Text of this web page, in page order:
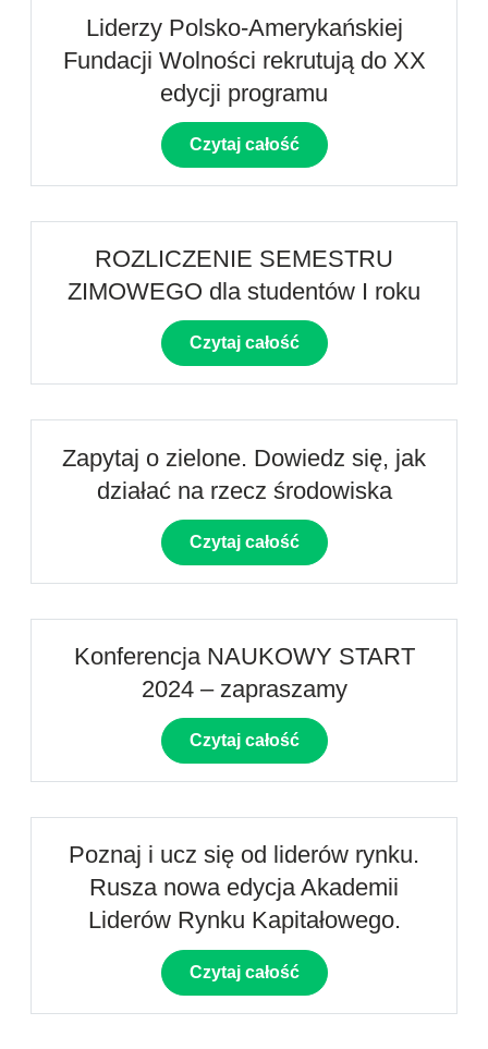
Liderzy Polsko-Amerykańskiej
Fundacji Wolności rekrutują do XX
edycji programu
Czytaj całość
ROZLICZENIE SEMESTRU
ZIMOWEGO dla studentów I roku
Czytaj całość
Zapytaj o zielone. Dowiedz się, jak
działać na rzecz środowiska
Czytaj całość
Konferencja NAUKOWY START
2024 – zapraszamy
Czytaj całość
Poznaj i ucz się od liderów rynku.
Rusza nowa edycja Akademii
Liderów Rynku Kapitałowego.
Czytaj całość